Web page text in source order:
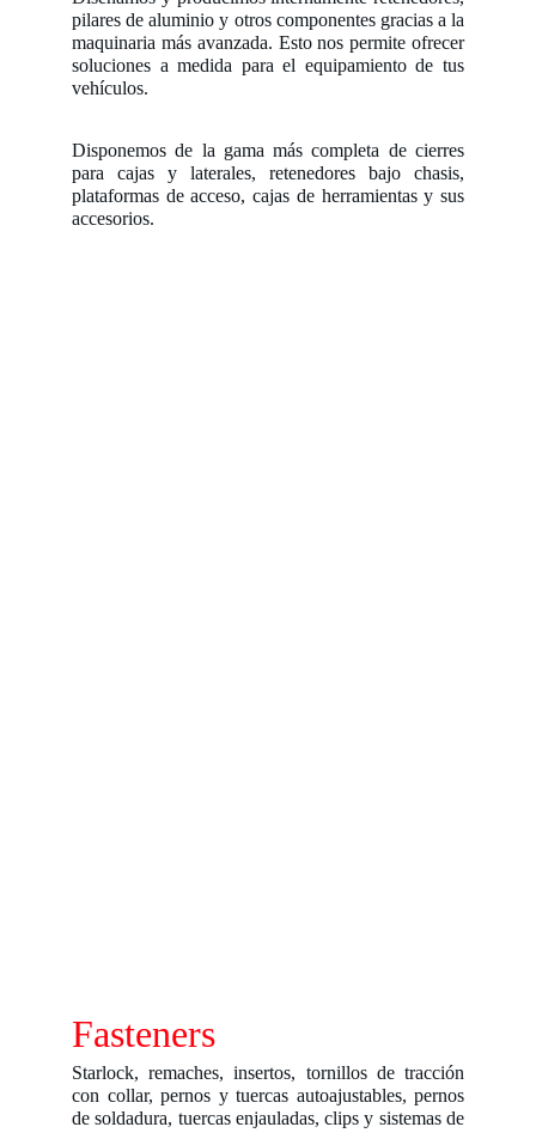
pilares de aluminio y otros componentes gracias a la
maquinaria más avanzada. Esto nos permite ofrecer
soluciones a medida para el equipamiento de tus
vehículos.
Disponemos de la gama más completa de cierres
para cajas y laterales, retenedores bajo chasis,
plataformas de acceso, cajas de herramientas y sus
accesorios.
Fasteners
Starlock, remaches, insertos, tornillos de tracción
con collar, pernos y tuercas autoajustables, pernos
de soldadura, tuercas enjauladas, clips y sistemas de